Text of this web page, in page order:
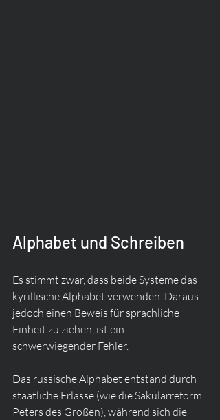
Alphabet und Schreiben
Es stimmt zwar, dass beide Systeme das
kyrillische Alphabet verwenden. Daraus
jedoch einen Beweis für sprachliche
Einheit zu ziehen, ist ein
schwerwiegender Fehler.
Das russische Alphabet entstand durch
staatliche Erlasse (wie die Säkularreform
Peters des Großen), während sich die